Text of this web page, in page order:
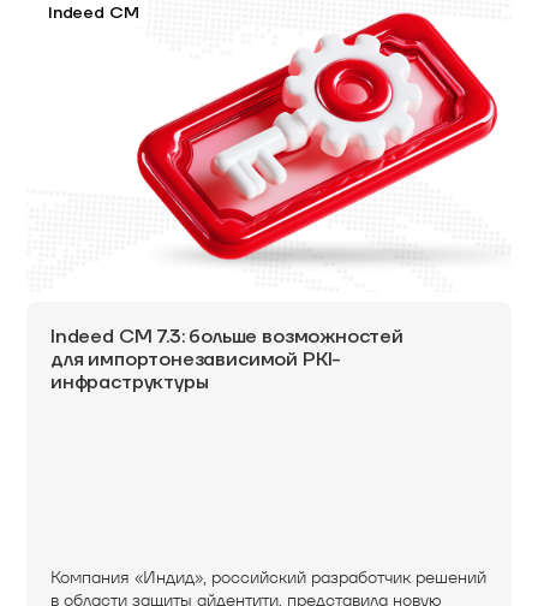
Indeed CM
Indeed CM 7.3: больше возможностей
для импортонезависимой PKI-
инфраструктуры
Компания «Индид», российский разработчик решений
в области защиты айдентити, представила новую